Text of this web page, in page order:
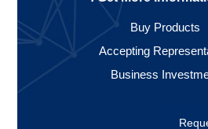
Buy Products
Accepting
Business